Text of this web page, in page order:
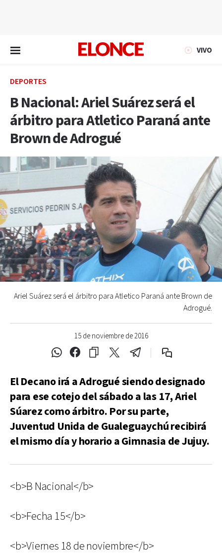
VIVO
DEPORTES
B Nacional: Ariel Suárez será el
árbitro para Atletico Paraná ante
Brown de Adrogué
15 de noviembre de 2016
Ariel Suárez será el árbitro para Atletico Paraná ante Brown de
Adrogué.
El Decano irá a Adrogué siendo designado
para ese cotejo del sábado a las 17, Ariel
Súarez como árbitro. Por su parte,
Juventud Unida de Gualeguaychú recibirá
el mismo día y horario a Gimnasia de Jujuy.
<b>B Nacional</b>
<b>Fecha 15</b>
<b>Viernes 18 de noviembre</b>